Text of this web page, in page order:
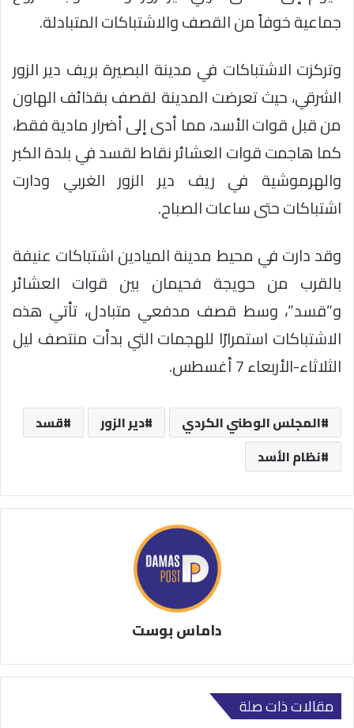
جماعية خوفاً من القصف والاشتباكات المتبادلة.
وتركزت الاشتباكات في مدينة البصيرة بريف دير الزور
الشرقي، حيث تعرضت المدينة لقصف بقذائف الهاون
من قبل قوات الأسد، مما أدى إلى أضرار مادية فقط،
كما هاجمت قوات العشائر نقاط لقسد في بلدة الكبر
والهرموشية في ريف دير الزور الغربي ودارت
اشتباكات حتى ساعات الصباح.
وقد دارت في محيط مدينة الميادين اشتباكات عنيفة
بالقرب من حويجة فحيمان بين قوات العشائر
و”قسد”، وسط قصف مدفعي متبادل، تأتي هذه
الاشتباكات استمرارًا للهجمات التي بدأت منتصف ليل
الثلاثاء-الأربعاء 7 أغسطس.
المجلس الوطني الكردي دير الزور
قسد
نظام الأسد
داماس بوست
مقالات ذات صلة